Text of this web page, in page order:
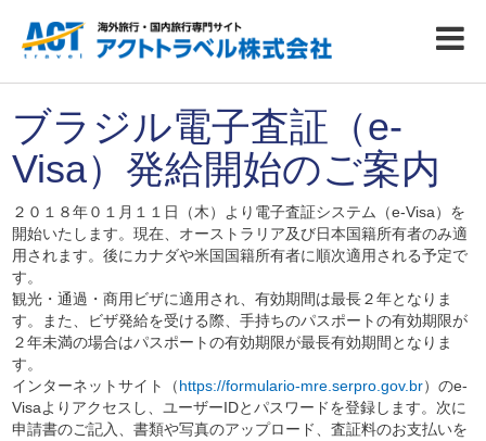
ブラジル電子査証（e-
Visa）発給開始のご案内
２０１８年０１月１１日（木）より電子査証システム（e-Visa）を
開始いたします。現在、オーストラリア及び日本国籍所有者のみ適
用されます。後にカナダや米国国籍所有者に順次適用される予定で
す。
観光・通過・商用ビザに適用され、有効期間は最長２年となりま
す。また、ビザ発給を受ける際、手持ちのパスポートの有効期限が
２年未満の場合はパスポートの有効期限が最長有効期間となりま
す。
インターネットサイト（https://formulario-mre.serpro.gov.br）のe-
Visaよりアクセスし、ユーザーIDとパスワードを登録します。次に
申請書のご記入、書類や写真のアップロード、査証料のお支払いを